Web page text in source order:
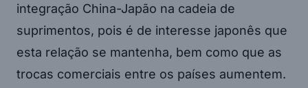
integração China-Japão na cadeia de
suprimentos, pois é de interesse japonês que
esta relação se mantenha, bem como que as
trocas comerciais entre os países aumentem.